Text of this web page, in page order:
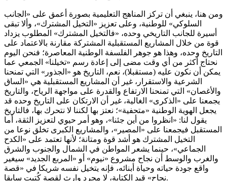
ومن هنا، ينبغي أن تركز المناهج التعليمية بصورة أعمق على «الجانب
السلوكي» للوطنية، وعلى تعزيز «التخيل المشترك»، وألا تبقى
أسيرة للجانب التاريخي وحده، «فالتخيل المشترك» المطلوب يزداد
قوة من خلال المشاريع المستقبلية المشتركة مقارنة بالاعتماد على
التاريخ وحده، وهذا هو جوهر الفلسفة الوطنية المعاصرة؛ فنحن اليوم
نحتاج أكثر من أي وقت مضى إلى إعادة رسم «تخيلنا» الجمعي عما
يمكن أن نكون عليه (مستقبلا)، نعم، التاريخ هو «الجذور» التي تمنحنا
الشرعية والاستقرار، غير أن المشاريع المستقبلية هي «الساق
والأغصان» التي تمنحنا الارتفاع والقدرة على مواجهة الرياح، والتاريخ
يجمعنا على «الذكرى» الغالية، غير أن الارتكان على التاريخ وحده قد
يجعل الهوية الوطنية «متحفية»؛ نعتز بها لكننا لا نتحرك بها، فالتاريخ
يقول لنا: «انظروا من أين جئنا»، وهو أمر حيوي لتعزيز الثقة، أما
المستقبل فيجمعنا على «المصير»، والمشاريع الكبرى تخلق نوعا من
التخيل المشترك هو أشد قوة ومتانة؛ لأنها تعتمد على «الكدح
الجماعي»، حينما يشعر المواطن في الشمال والجنوب والشرق
والغرب والوسط أن نجاح مشروع «نيوم» أو «المربع الجديد» سيغير
واقع جودة حياته وحياة أبنائه، فإنه يتخيل نفسه شريكا في «قصة
نجاح» قيد الكتابة، لا مجرد وارث لقصة كُتبت سابقا.